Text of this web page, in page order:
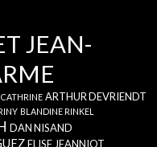
JEAN-
ARTHUR DEVRIENDT
BLANDINE RINKEL
DAN NISAND
ELISE JEANNIOT